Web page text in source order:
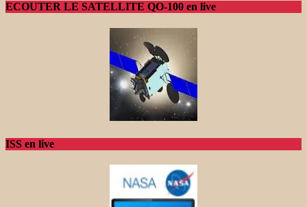
ECOUTER LE SATELLITE QO-100 en live
ISS en live